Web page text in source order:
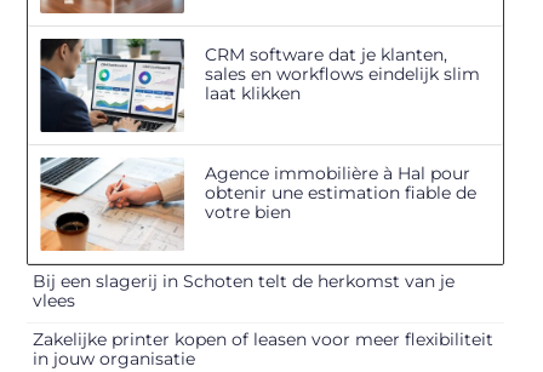
CRM software dat je klanten,
sales en workflows eindelijk slim
laat klikken
Agence immobilière à Hal pour
obtenir une estimation fiable de
votre bien
Bij een slagerij in Schoten telt de herkomst van je
vlees
Zakelijke printer kopen of leasen voor meer flexibiliteit
in jouw organisatie